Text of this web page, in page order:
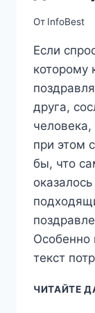
От InfoBest
Если
которому
друга,
при этом
бы, что
Особенно
текст
ЧИТАЙТЕ